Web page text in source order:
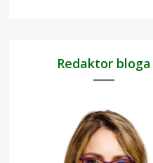
Redaktor bloga